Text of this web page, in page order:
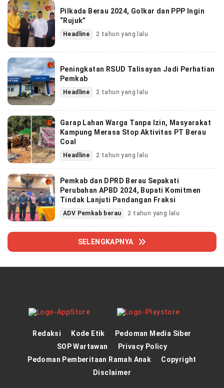
Pilkada Berau 2024, Golkar dan PPP Ingin
“Rujuk”
Headline 2 tahun yang lalu
Peningkatan RSUD Talisayan Jadi Perhatian
Pemkab
Headline 2 tahun yang lalu
Garap Lahan Warga Tanpa Izin, Masyarakat
Kampung Merasa Stop Aktivitas PT Berau
Coal
Headline 2 tahun yang lalu
Pemkab dan DPRD Berau Sepakati
Perubahan APBD 2024, Bupati Komitmen
Tindak Lanjuti Pandangan Fraksi
ADV Pemkab berau 2 tahun yang lalu
SELENGKAPNYA
Redaksi Kode Etik
Pedoman Media Siber
SOP Wartawan
Privacy Policy
Pedoman Pemberitaan Ramah Anak
Copyright
Disclaimer